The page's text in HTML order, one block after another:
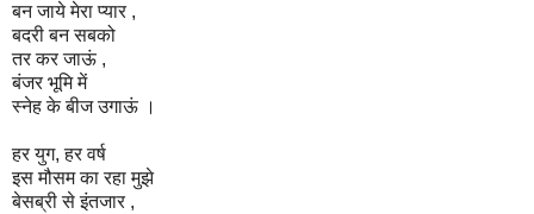
बन जाये मेरा प्यार ,
बदरी बन सबको
तर कर जाऊं ,
बंजर भूमि में
स्नेह के बीज उगाऊं ।
हर युग, हर वर्ष
इस मौसम का रहा मुझे
बेसब्री से इंतजार ,